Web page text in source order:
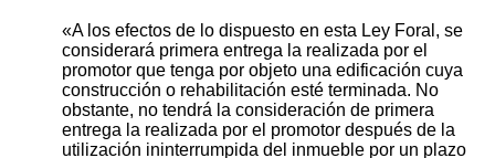
«A los efectos de lo dispuesto en esta Ley Foral, se
considerará primera entrega la realizada por el
promotor que tenga por objeto una edificación cuya
construcción o rehabilitación esté terminada. No
obstante, no tendrá la consideración de primera
entrega la realizada por el promotor después de la
utilización ininterrumpida del inmueble por un plazo